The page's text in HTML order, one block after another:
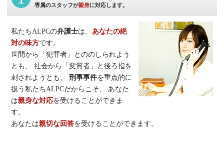
専属のスタッフが親身に対応します。
私たちALPCの弁護士は、 あなたの絶
対の味方です。
世間から「犯罪者」とののしられよう
とも、
社会から「変質者」と後ろ指を
刺されようとも、
刑事事件を重点的に
扱う私たちALPCだからこそ、
あなた
は親身な対応を受けることができま
す。
あなたは親切な回答を受けることができます。